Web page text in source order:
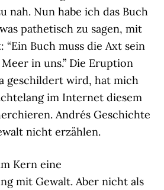
nah. Nun habe ich das Buch
pathetisch zu sagen, mit
“Ein Buch muss die Axt sein
in uns.” Die Eruption
geschildert wird, hat mich
im Internet diesem
Andrés Geschichte
nicht erzählen.
Kern eine
mit Gewalt. Aber nicht als